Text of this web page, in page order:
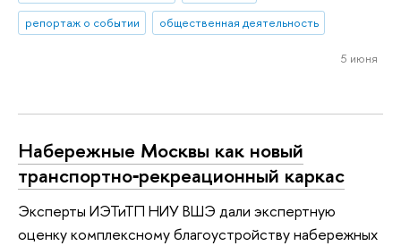
репортаж о событии
общественная деятельность
5 июня
Набережные Москвы как новый
транспортно‑рекреационный каркас
Эксперты ИЭТиТП НИУ ВШЭ дали экспертную
оценку комплексному благоустройству набережных